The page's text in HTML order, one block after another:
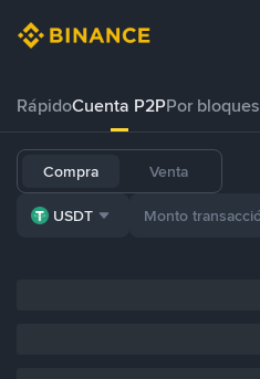
RápidoCuenta P2PPor bloques
Compra Venta
USDT